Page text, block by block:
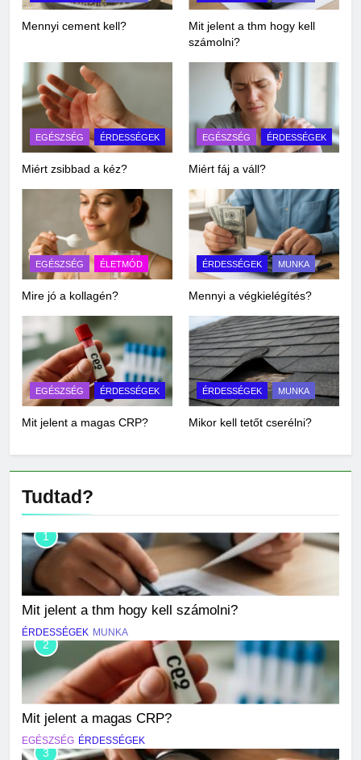
Mennyi cement kell?
Mit jelent a thm hogy kell
számolni?
EGÉSZSÉG ÉRDESSÉGEK
Miért zsibbad a kéz?
EGÉSZSÉG ÉRDESSÉGEK
Miért fáj a váll?
EGÉSZSÉG ÉLETMÓD
Mire jó a kollagén?
ÉRDESSÉGEK MUNKA
Mennyi a végkielégítés?
EGÉSZSÉG ÉRDESSÉGEK
Mit jelent a magas CRP?
ÉRDESSÉGEK MUNKA
Mikor kell tetőt cserélni?
Tudtad?
1
Mit jelent a thm hogy kell számolni?
ÉRDESSÉGEK MUNKA
2
Mit jelent a magas CRP?
EGÉSZSÉG ÉRDESSÉGEK
3